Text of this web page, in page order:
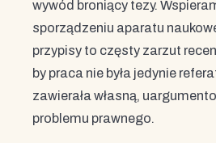
wywód broniący tezy.
sporządzeniu aparatu
przypisy to częsty zarzut
by praca nie była jedynie
zawierała własną,
problemu prawnego.